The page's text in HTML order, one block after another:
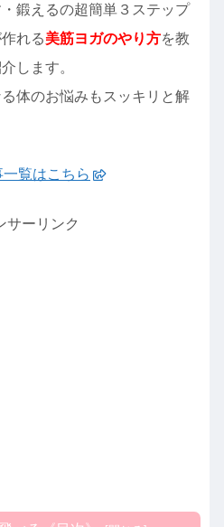
鍛えるの超簡単３ステップ
れる美筋ヨガのやり方を教
します。
体のお悩みもスッキリと解
覧はこちら
サーリンク